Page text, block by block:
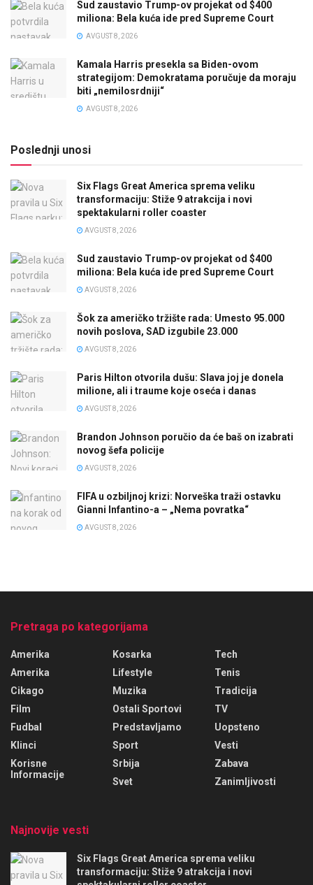
Sud zaustavio Trump-ov projekat od $400
miliona: Bela kuća ide pred Supreme Court
AVGUST 8, 2026
Kamala Harris presekla sa Biden-ovom
strategijom: Demokratama poručuje da moraju
biti „nemilosrdniji“
AVGUST 8, 2026
Poslednji unosi
Six Flags Great America sprema veliku
transformaciju: Stiže 9 atrakcija i novi
spektakularni roller coaster
AVGUST 8, 2026
Sud zaustavio Trump-ov projekat od $400
miliona: Bela kuća ide pred Supreme Court
AVGUST 8, 2026
Šok za američko tržište rada: Umesto 95.000
novih poslova, SAD izgubile 23.000
AVGUST 8, 2026
Paris Hilton otvorila dušu: Slava joj je donela
milione, ali i traume koje oseća i danas
AVGUST 8, 2026
Brandon Johnson poručio da će baš on izabrati
novog šefa policije
AVGUST 8, 2026
FIFA u ozbiljnoj krizi: Norveška traži ostavku
Gianni Infantino-a – „Nema povratka“
AVGUST 8, 2026
Pretraga po kategorijama
Amerika
Amerika
Cikago
Film
Fudbal
Klinci
Korisne
Informacije
Kosarka
Lifestyle
Muzika
Ostali Sportovi
Predstavljamo
Sport
Srbija
Svet
Tech
Tenis
Tradicija
TV
Uopsteno
Vesti
Zabava
Zanimljivosti
Najnovije vesti
Six Flags Great America sprema veliku
transformaciju: Stiže 9 atrakcija i novi